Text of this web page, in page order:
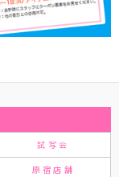
試写会
原宿店舗